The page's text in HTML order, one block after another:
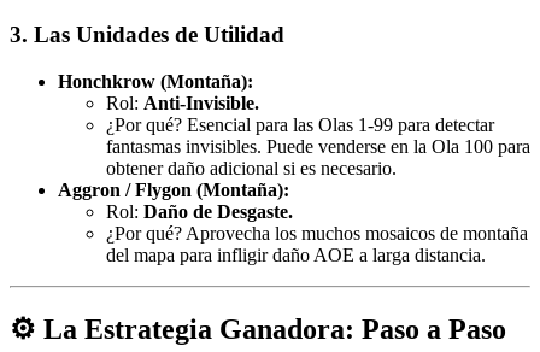
3. Las Unidades de Utilidad
Honchkrow (Montaña):
Rol: Anti-Invisible.
¿Por qué? Esencial para las Olas 1-99 para detectar
fantasmas invisibles. Puede venderse en la Ola 100 para
obtener daño adicional si es necesario.
Aggron / Flygon (Montaña):
Rol: Daño de Desgaste.
¿Por qué? Aprovecha los muchos mosaicos de montaña
del mapa para infligir daño AOE a larga distancia.
⚙️ La Estrategia Ganadora: Paso a Paso